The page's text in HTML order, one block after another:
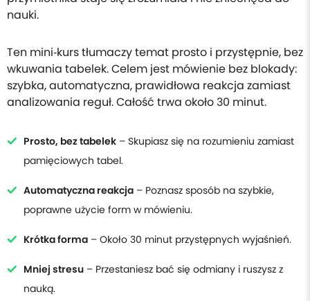
nauki.
Ten mini‑kurs tłumaczy temat prosto i przystępnie, bez
wkuwania tabelek. Celem jest mówienie bez blokady:
szybka, automatyczna, prawidłowa reakcja zamiast
analizowania reguł. Całość trwa około 30 minut.
Prosto, bez tabelek – Skupiasz się na rozumieniu zamiast
pamięciowych tabel.
Automatyczna reakcja – Poznasz sposób na szybkie,
poprawne użycie form w mówieniu.
Krótka forma – Około 30 minut przystępnych wyjaśnień.
Mniej stresu – Przestaniesz bać się odmiany i ruszysz z
nauką.